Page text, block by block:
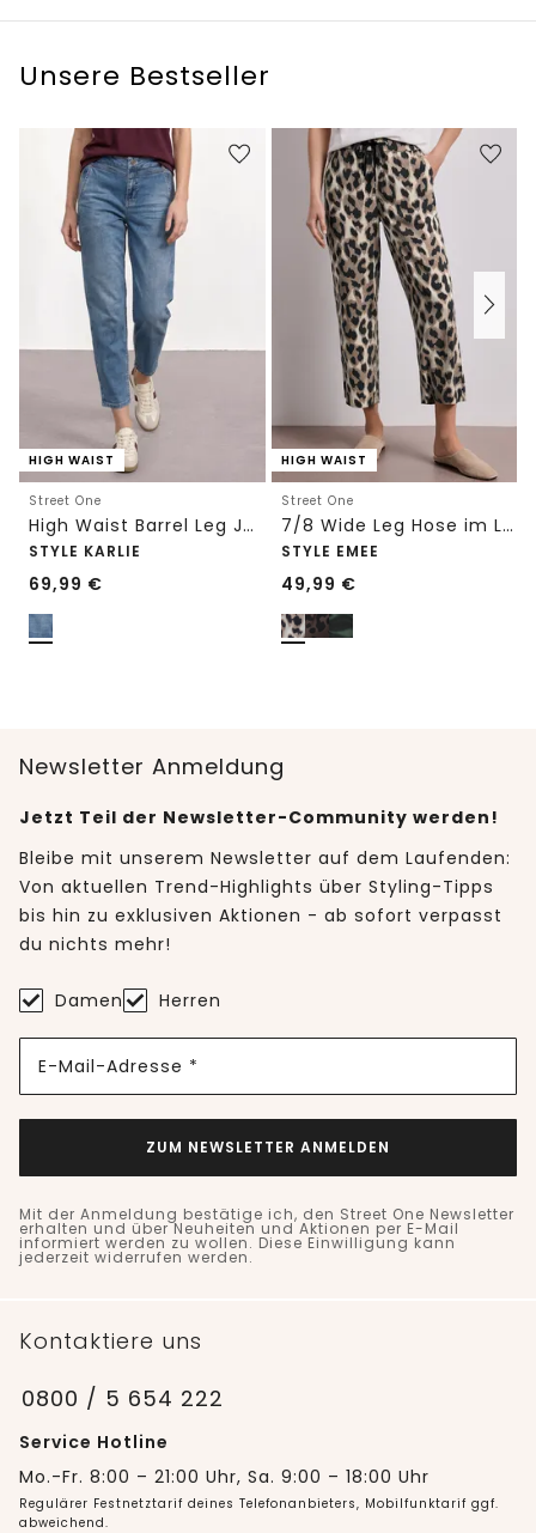
Unsere Bestseller
HIGH WAIST
Street One
High Waist Barrel Leg Jeans im Loose Fit
STYLE KARLIE
69,99 €
HIGH WAIST
Street One
7/8 Wide Leg Hose im Loose Fit mit Print
STYLE EMEE
49,99 €
Newsletter Anmeldung
Jetzt Teil der Newsletter-Community werden!
Bleibe mit unserem Newsletter auf dem Laufenden:
Von aktuellen Trend-Highlights über Styling-Tipps
bis hin zu exklusiven Aktionen - ab sofort verpasst
du nichts mehr!
Damen Herren
E-Mail-Adresse *
ZUM NEWSLETTER ANMELDEN
Mit der Anmeldung bestätige ich, den Street One Newsletter
erhalten und über Neuheiten und Aktionen per E-Mail
informiert werden zu wollen. Diese Einwilligung kann
jederzeit widerrufen werden.
Kontaktiere uns
0800 / 5 654 222
Service Hotline
Mo.-Fr. 8:00 – 21:00 Uhr, Sa. 9:00 – 18:00 Uhr
Regulärer Festnetztarif deines Telefonanbieters, Mobilfunktarif ggf.
abweichend.